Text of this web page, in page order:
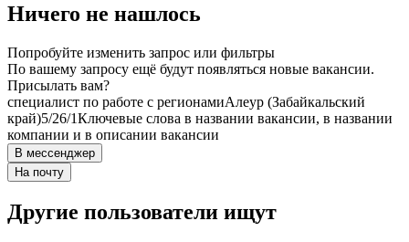
Ничего не нашлось
Попробуйте изменить запрос или фильтры
По вашему запросу ещё будут появляться новые вакансии.
Присылать вам?
специалист по работе с регионамиАлеур (Забайкальский
край)5/26/1Ключевые слова в названии вакансии, в названии
компании и в описании вакансии
В мессенджер
На почту
Другие пользователи ищут